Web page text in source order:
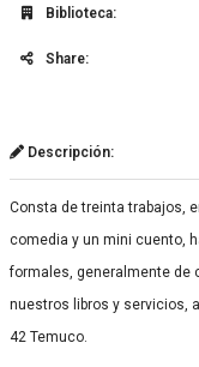
Biblioteca:
Share:
Descripción:
Consta de treinta trabajos,
comedia y un mini cuento,
formales, generalmente de
nuestros libros y servicios,
42 Temuco.